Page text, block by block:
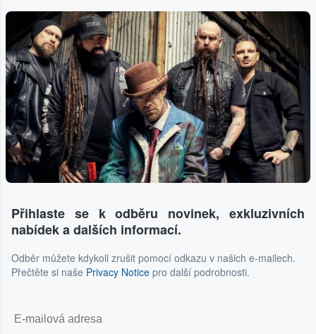
Přihlaste se k odběru novinek, exkluzivních
nabídek a dalších informací.
Odběr můžete kdykoli zrušit pomocí odkazu v našich e-mailech.
Přečtěte si naše Privacy Notice pro další podrobnosti.